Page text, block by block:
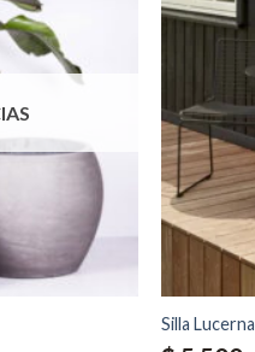
Silla Lucerna